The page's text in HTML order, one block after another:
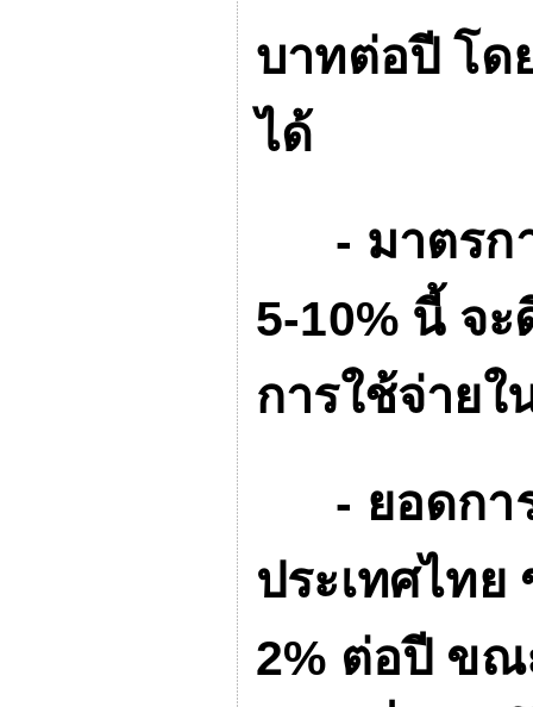
บาทต่อปี โด
ได้
- มาตรก
5-10% นี้ จะ
การใช้จ่าย
- ยอดกา
ประเทศไทย
2% ต่อปี ขณ